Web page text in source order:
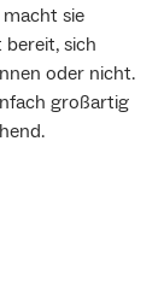
sie
bereit, sich
oder nicht.
großartig